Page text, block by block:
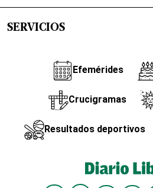
SERVICIOS
Efemérides
Crucigramas
Resultados deportivos